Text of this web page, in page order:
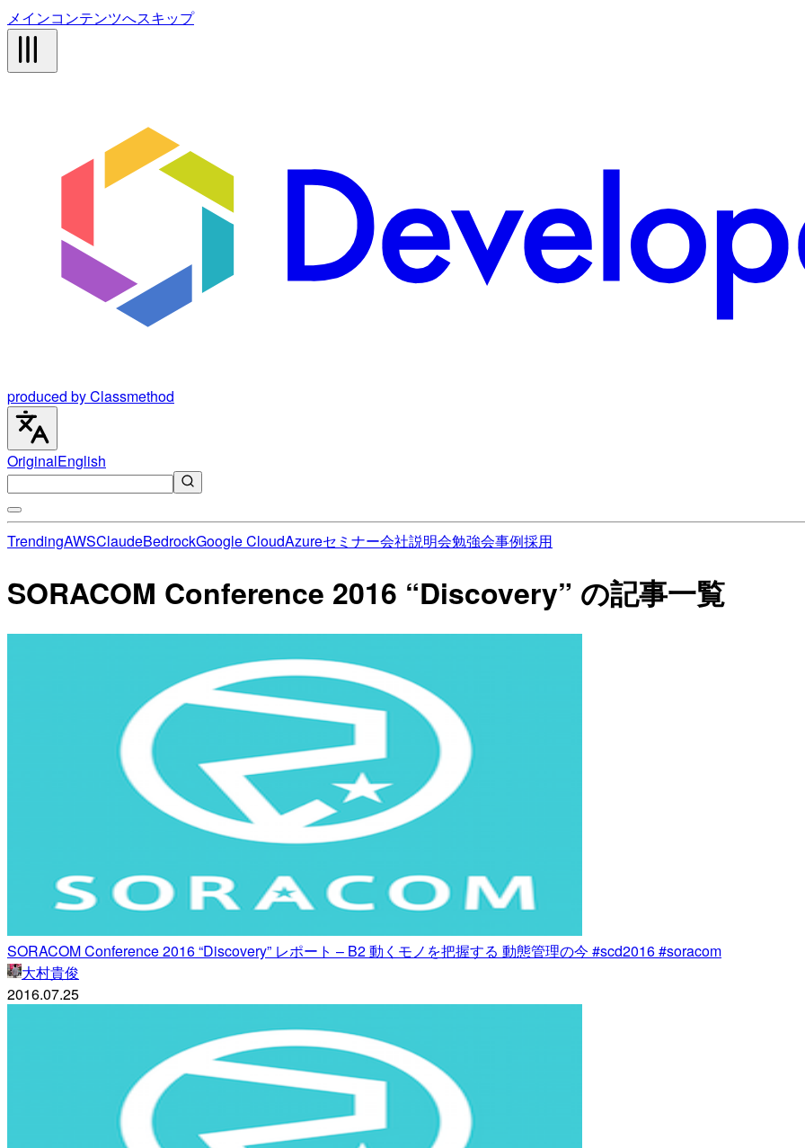
メインコンテンツへスキップ
produced by Classmethod
OriginalEnglish
TrendingAWSClaudeBedrockGoogle CloudAzureセミナー会社説明会勉強会事例採用
SORACOM Conference 2016 “Discovery” の記事一覧
SORACOM Conference 2016 “Discovery” レポート – B2 動くモノを把握する 動態管理の今 #scd2016 #soracom
大村貴俊
2016.07.25